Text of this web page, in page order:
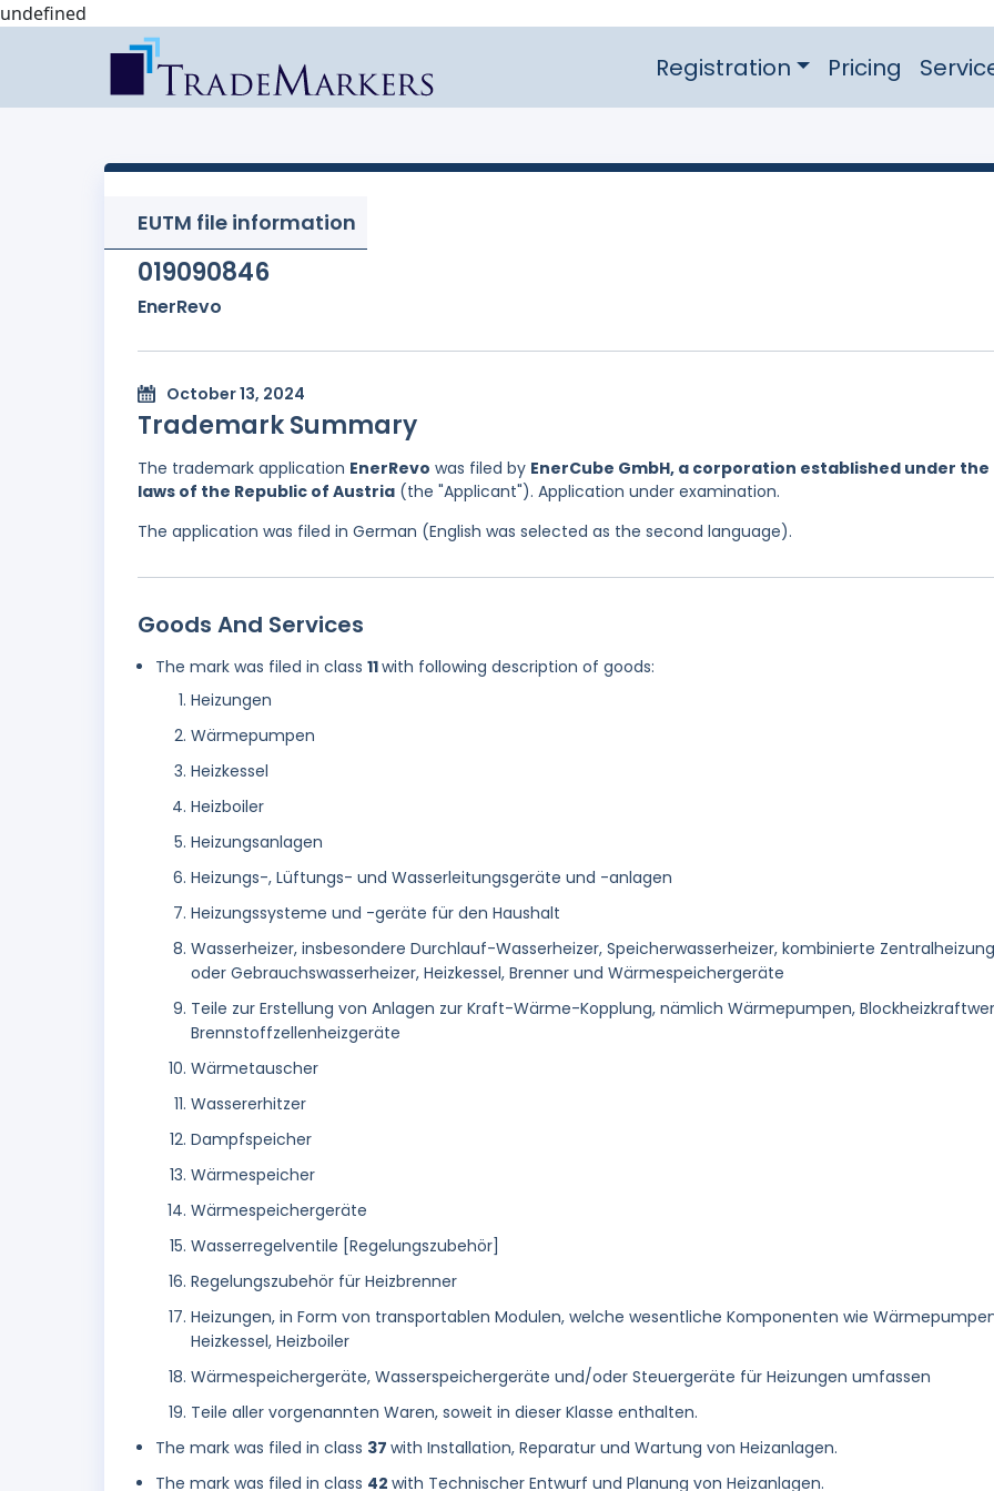
undefined
Registration Pricing
EUTM file information
019090846
EnerRevo
October 13, 2024
Trademark Summary
The trademark application EnerRevo was filed by EnerCube GmbH, a corporation established under the
laws of the Republic of Austria (the "Applicant"). Application under examination.
The application was filed in German (English was selected as the second language).
Goods And Services
The mark was filed in class 11with following description of goods:
Heizungen
Wärmepumpen
Heizkessel
Heizboiler
Heizungsanlagen
Heizungs-, Lüftungs- und Wasserleitungsgeräte und -anlagen
Heizungssysteme und -geräte für den Haushalt
Wasserheizer, insbesondere Durchlauf-Wasserheizer, Speicherwasserheizer, kombinierte
oder Gebrauchswasserheizer, Heizkessel, Brenner und Wärmespeichergeräte
Teile zur Erstellung von Anlagen zur Kraft-Wärme-Kopplung, nämlich Wärmepumpen,
Brennstoffzellenheizgeräte
Wärmetauscher
Wassererhitzer
Dampfspeicher
Wärmespeicher
Wärmespeichergeräte
Wasserregelventile [Regelungszubehör]
Regelungszubehör für Heizbrenner
Heizungen, in Form von transportablen Modulen, welche wesentliche Komponenten wie
Heizkessel, Heizboiler
Wärmespeichergeräte, Wasserspeichergeräte und/oder Steuergeräte für Heizungen umfassen
Teile aller vorgenannten Waren, soweit in dieser Klasse enthalten.
The mark was filed in class 37 with Installation, Reparatur und Wartung von Heizanlagen.
The mark was filed in class 42 with Technischer Entwurf und Planung von Heizanlagen.